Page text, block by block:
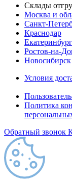
Склады
Москва и
Санкт-
Краснодар
Екатеринбург
Ростов-на-
Новосибирск
Условия
Политика
Обратный звонок